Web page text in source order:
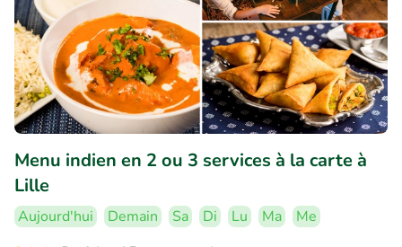
Menu indien en 2 ou 3 services à la carte à
Lille
Aujourd'hui Demain Sa Di Lu Ma
Me